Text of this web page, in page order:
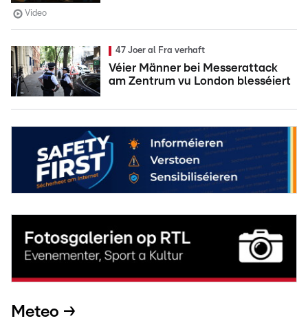
Video
47 Joer al Fra verhaft
Véier Männer bei Messerattack
am Zentrum vu London blesséiert
Meteo →